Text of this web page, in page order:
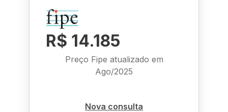
R$ 14.185
Preço Fipe atualizado em
Ago/2025
Nova consulta